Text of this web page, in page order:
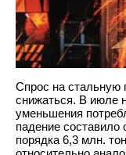
Спрос на стальную
снижаться. В июле
уменьшения
падение
порядка 6,3 млн.